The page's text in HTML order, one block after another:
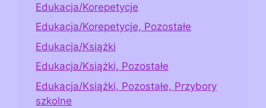
Edukacja/Korepetycje
Edukacja/Korepetycje, Pozostałe
Edukacja/Książki
Edukacja/Książki, Pozostałe
Edukacja/Książki, Pozostałe, Przybory
szkolne